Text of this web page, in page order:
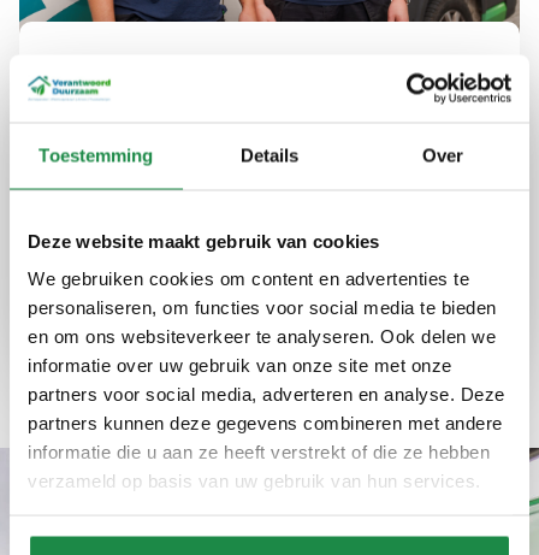
Toestemming Details Over
Deze website maakt gebruik van cookies
We gebruiken cookies om content en advertenties te
personaliseren, om functies voor social media te bieden
en om ons websiteverkeer te analyseren. Ook delen we
informatie over uw gebruik van onze site met onze
partners voor social media, adverteren en analyse. Deze
partners kunnen deze gegevens combineren met andere
informatie die u aan ze heeft verstrekt of die ze hebben
verzameld op basis van uw gebruik van hun services.
Uw partner in duurzame
Bij Verantwoord Duurzaam bieden we advies
en installaties die uw energieverbruik
optimaliseren en kosten verlagen. Onze
diensten zijn betrouwbaar en eerlijk, altijd met
een focus op kwaliteit en efficiëntie.
Expertise Kwaliteit Ervaring
Wat ons uniek maakt